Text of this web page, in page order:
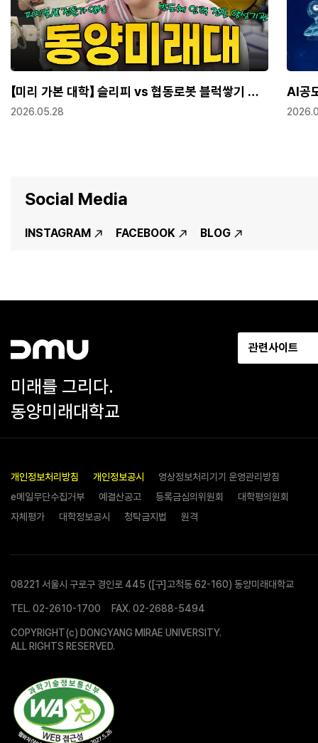
로봇 블럭쌓기 대
｜미리
AI공모전으로 만나는 캠퍼스 이야기
Social Media
INSTAGRAM FACEBOOK BLOG
미래를 그리다.
동양미래대학교
관련사이트
개인정보처리방침 개인정보공시
영상정보처리기기 운영관리방침
e메일무단수집거부
예결산공고 등록금심의위원회
대학평의원회
자체평가
대학정보공시 청탁금지법 원격
08221 서울시 구로구 경인로 445 ([구]고척동 62-160) 동양미래대학교
TEL. 02-2610-1700 FAX. 02-2688-5494
COPYRIGHT(c) DONGYANG MIRAE UNIVERSITY.
ALL RIGHTS RESERVED.